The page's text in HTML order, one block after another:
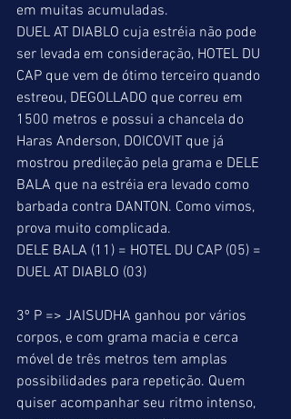
em muitas acumuladas.
DUEL AT DIABLO cuja estréia não pode
ser levada em consideração, HOTEL DU
CAP que vem de ótimo terceiro quando
estreou, DEGOLLADO que correu em
1500 metros e possui a chancela do
Haras Anderson, DOICOVIT que já
mostrou predileção pela grama e DELE
BALA que na estréia era levado como
barbada contra DANTON. Como vimos,
prova muito complicada.
DELE BALA (11) = HOTEL DU CAP (05) =
DUEL AT DIABLO (03)
3º P => JAISUDHA ganhou por vários
corpos, e com grama macia e cerca
móvel de três metros tem amplas
possibilidades para repetição. Quem
quiser acompanhar seu ritmo intenso,